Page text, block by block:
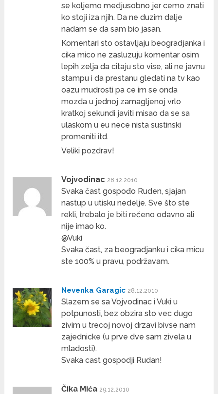
se koljemo medjusobno jer cemo znati
ko stoji iza njih. Da ne duzim dalje
nadam se da sam bio jasan.
Komentari sto ostavljaju beogradjanka i
cika mico ne zasluzuju komentar osim
lepih zelja da citaju sto vise, ali ne javnu
stampu i da prestanu gledati na tv kao
oazu mudrosti pa ce im se onda
mozda u jednoj zamagljenoj vrlo
kratkoj sekundi javiti misao da se sa
ulaskom u eu nece nista sustinski
promeniti itd.
Veliki pozdrav!
Vojvodinac 28.12.2010
Svaka čast gospođo Ruden, sjajan
nastup u utisku nedelje. Sve što ste
rekli, trebalo je biti rečeno odavno ali
nije imao ko.
@Vuki
Svaka čast, za beogradjanku i cika micu
ste 100% u pravu, podržavam.
Nevenka Garagic 28.12.2010
Slazem se sa Vojvodinac i Vuki u
potpunosti, bez obzira sto vec dugo
zivim u trecoj novoj drzavi bivse nam
zajednicke (u prve dve sam zivela u
mladosti).
Svaka cast gospodji Rudan!
Čika Mića 29.12.2010